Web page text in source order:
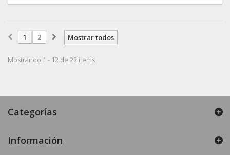
Mostrar todos
1 2
Mostrando 1 - 12 de 22 items
Categorías
Información